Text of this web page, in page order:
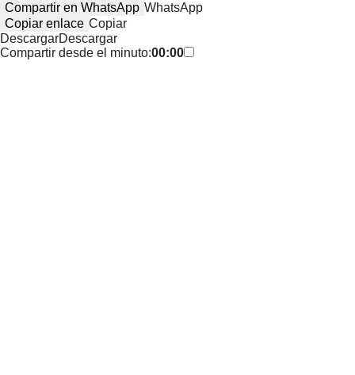
Compartir en WhatsApp WhatsApp
Copiar enlace Copiar
DescargarDescargar
Compartir desde el minuto:00:00